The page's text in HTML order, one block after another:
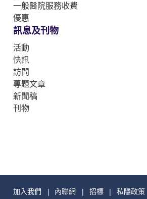
一般醫院服務收費
優惠
訊息及刊物
活動
快訊
訪問
專題文章
新聞稿
刊物
加入我們 內聯網 招標 私隱政策